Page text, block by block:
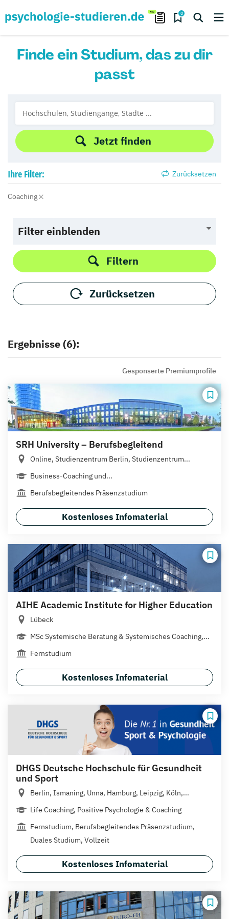
0
Finde ein Studium, das zu dir
passt
Jetzt finden
Ihre Filter: Zurücksetzen
Coaching
Filter einblenden
Filtern
Zurücksetzen
Ergebnisse (6):
Gesponserte Premiumprofile
SRH University – Berufsbegleitend
Online, Studienzentrum Berlin, Studienzentrum...
Business-Coaching und...
Berufsbegleitendes Präsenzstudium
Kostenloses Infomaterial
AIHE Academic Institute for Higher Education
Lübeck
MSc Systemische Beratung & Systemisches Coaching,...
Fernstudium
Kostenloses Infomaterial
DHGS Deutsche Hochschule für Gesundheit
und Sport
Berlin, Ismaning, Unna, Hamburg, Leipzig, Köln,...
Life Coaching, Positive Psychologie & Coaching
Fernstudium, Berufsbegleitendes Präsenzstudium,
Duales Studium, Vollzeit
Kostenloses Infomaterial